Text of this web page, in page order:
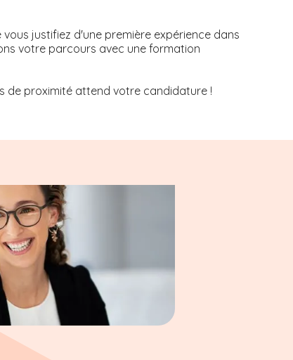
justifiez d'une première expérience dans
votre parcours avec une formation
de proximité attend votre candidature !